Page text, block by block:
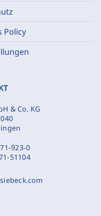
Policy
& Co. KG
923-0
51104